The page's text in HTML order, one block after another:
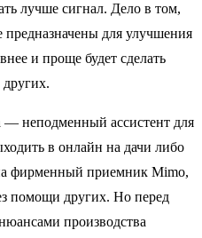
лучше сигнал. Дело в том,
для улучшения
и проще будет сделать
— неподменный ассистент для
в онлайн на дачи либо
фирменный приемник Mimo,
помощи других. Но перед
производства